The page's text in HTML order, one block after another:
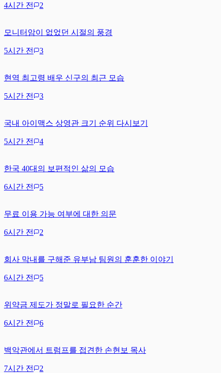
4시간 전 2
모니터암이 없었던 시절의 풍경
5시간 전 3
현역 최고령 배우 신구의 최근 모습
5시간 전 3
국내 아이맥스 상영관 크기 순위 다시보기
5시간 전 4
한국 40대의 보편적인 삶의 모습
6시간 전 5
무료 이용 가능 여부에 대한 의문
6시간 전 2
회사 막내를 구해준 유부남 팀원의 훈훈한 이야기
6시간 전 5
위약금 제도가 정말로 필요한 순간
6시간 전 6
백악관에서 트럼프를 접견한 손현보 목사
7시간 전 2